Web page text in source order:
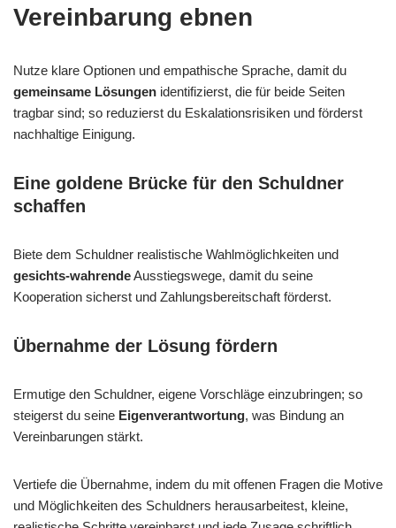
Vereinbarung ebnen
Nutze klare Optionen und empathische Sprache, damit du
gemeinsame Lösungen identifizierst, die für beide Seiten
tragbar sind; so reduzierst du Eskalationsrisiken und förderst
nachhaltige Einigung.
Eine goldene Brücke für den Schuldner
schaffen
Biete dem Schuldner realistische Wahlmöglichkeiten und
gesichts-wahrendeAusstiegswege, damit du seine
Kooperation sicherst und Zahlungsbereitschaft förderst.
Übernahme der Lösung fördern
Ermutige den Schuldner, eigene Vorschläge einzubringen; so
steigerst du seine Eigenverantwortung, was Bindung an
Vereinbarungen stärkt.
Vertiefe die Übernahme, indem du mit offenen Fragen die Motive
und Möglichkeiten des Schuldners herausarbeitest, kleine,